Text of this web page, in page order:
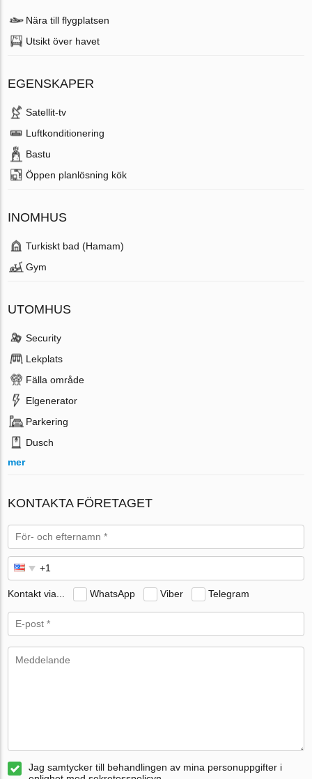
Nära till flygplatsen
Utsikt över havet
EGENSKAPER
Satellit-tv
Luftkonditionering
Bastu
Öppen planlösning kök
INOMHUS
Turkiskt bad (Hamam)
Gym
UTOMHUS
Security
Lekplats
Fälla område
Elgenerator
Parkering
Dusch
mer
KONTAKTA FÖRETAGET
Kontakt via... WhatsApp Viber Telegram
Jag samtycker till behandlingen av mina personuppgifter i